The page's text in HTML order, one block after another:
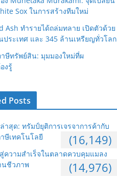
Sox ในการสร้างทีมใหม่
Ash ทำรายได้ถล่มทลาย เปิดตัวด้วย
ประเทศ และ 345 ล้านเหรียญทั่วโลก
ษีทรัพย์สิน: มุมมองใหม่ที่ผ
งรู้
Posts
าสุด: ทรัมป์ยุติการเจรจาการค้ากับ
ษีเทคโนโลยี
(16,149)
ความสำเร็จในตลาดควบคุมแมลง
นชีวภาพ
(14,976)